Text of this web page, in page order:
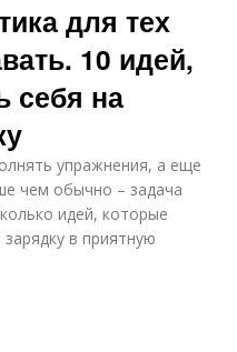
для тех
10 идей,
себя на
упражнения, а еще
чем обычно – задача
идей, которые
в приятную